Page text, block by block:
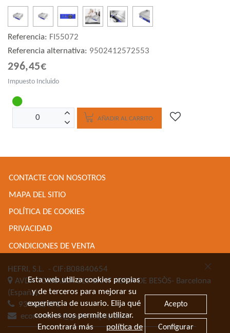
Referencia: FI55072
Referencia alternativa: 9502412572553
296,45€
Impuesto Incluido
AÑADIR AL CARRITO
CONTACTE CON NOSOTROS
MAPA DEL SITIO
POLÍTICA DE COOKIES
PRIVACIDAD
CONDICIONES DE VENTA
HEFRI, S.L. - CIF:B08840654
AVDA TORRASSA 116SANT ADRIA DE BESÒS- Barcelona
(España)
934622471
ecommerce@gastroequip.com
Esta web utiliza cookies propias
y de terceros para mejorar su
experiencia de usuario. Elija qué
cookies nos permite utilizar.
Encontrará más
política de
Acepto
Configurar